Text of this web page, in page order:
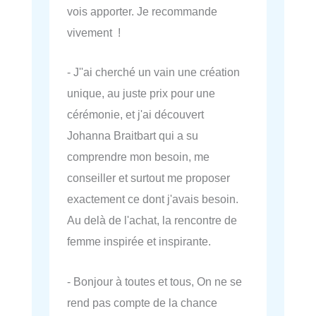
vois apporter. Je recommande
vivement !
- J''ai cherché un vain une création
unique, au juste prix pour une
cérémonie, et j'ai découvert
Johanna Braitbart qui a su
comprendre mon besoin, me
conseiller et surtout me proposer
exactement ce dont j'avais besoin.
Au delà de l'achat, la rencontre de
femme inspirée et inspirante.
- Bonjour à toutes et tous, On ne se
rend pas compte de la chance